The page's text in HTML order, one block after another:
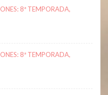
8ª TEMPORADA,
8ª TEMPORADA,